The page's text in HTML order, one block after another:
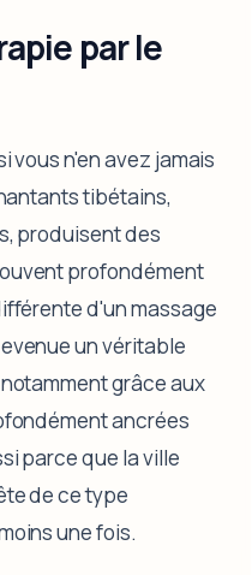
par le
vous n'en avez jamais
tibétains,
produisent des
profondément
d'un massage
un véritable
grâce aux
ancrées
parce que la ville
de ce type
une fois.